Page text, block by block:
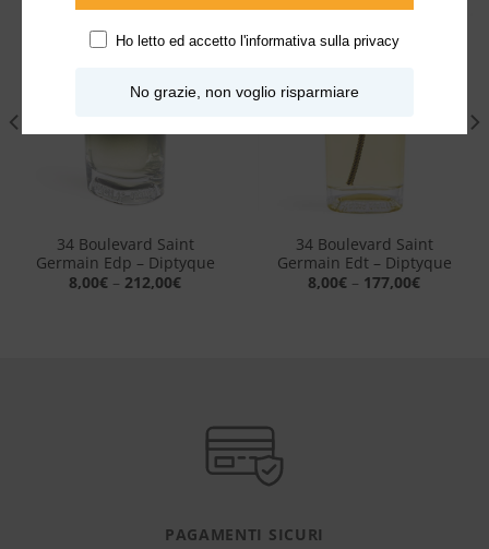
alla lista
desideri
34 Boulevard Saint
Germain Edp – Diptyque
8,00€ – 212,00€
desideri
34 Boulevard Saint
Germain Edt – Diptyque
8,00€ – 177,00€
PAGAMENTI SICURI
Ho letto ed accetto l'informativa sulla privacy
No grazie, non voglio risparmiare